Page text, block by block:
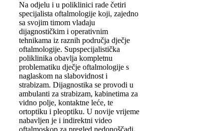
Na odjelu i u poliklinici rade četiri
specijalista oftalmologije koji, zajedno
sa svojim timom vladaju
dijagnostičkim i operativnim
tehnikama iz raznih područja dječje
oftalmologije. Supspecijalistička
poliklinika obavlja kompletnu
problematiku dječje oftalmologije s
naglaskom na slabovidnost i
strabizam. Dijagnostika se provodi u
ambulanti za strabizam, kabinetima za
vidno polje, kontaktne leće, te
ortoptiku i pleoptiku. U novije vrijeme
nabavljen je i indirektni video
oftalmoskop za pregled nedonoščadi.